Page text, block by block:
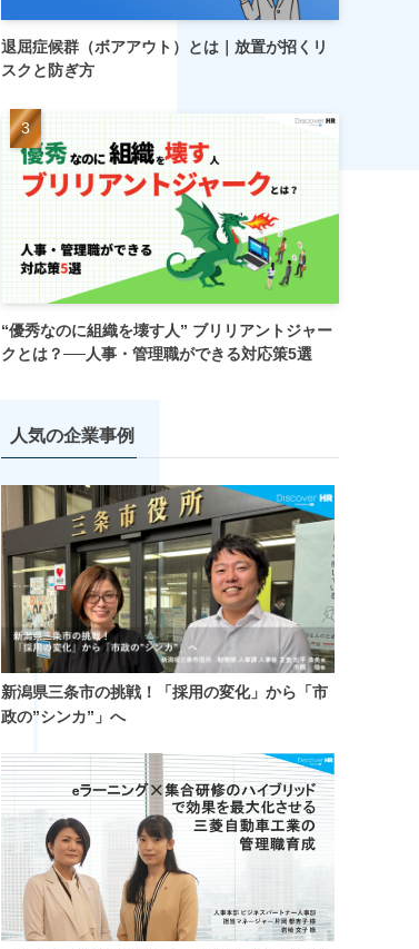
退屈症候群（ボアアウト）とは｜放置が招くリ
スクと防ぎ方
“優秀なのに組織を壊す人” ブリリアントジャー
クとは？──人事・管理職ができる対応策5選
人気の企業事例
新潟県三条市の挑戦！「採用の変化」から「市
政の”シンカ”」へ